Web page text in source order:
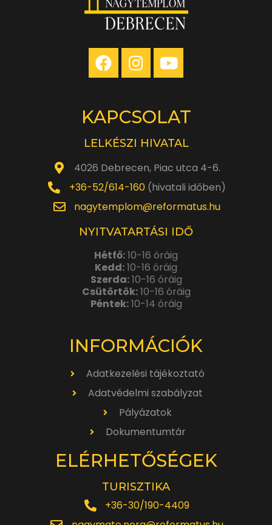
KAPCSOLAT
LELKÉSZI HIVATAL
4026 Debrecen, Piac utca 4-6.
+36-52/614-160(hivatali időben)
nagytemplom@reformatus.hu
NYITVATARTÁSI IDŐ
Hétfő:10-16 óráig
Kedd:10-16 óráig
Szerda:10-16 óráig
Csütörtök:10-16 óráig
Péntek:10-14 óráig
INFORMÁCIÓK
Adatkezelési tájékoztató
Adatvédelmi szabályzat
Pályázatok
Dokumentumtár
ELÉRHETŐSÉGEK
TURISZTIKA
+36-30/190-4409